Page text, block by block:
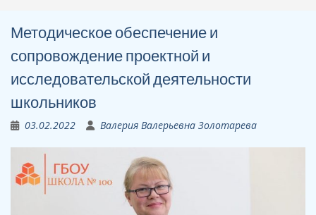
Методическое обеспечение и
сопровождение проектной и
исследовательской деятельности
школьников
03.02.2022 Валерия Валерьевна Золотарева